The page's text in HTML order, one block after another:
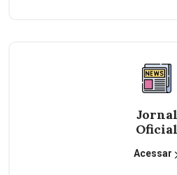
Jornal
Oficial
Acessar